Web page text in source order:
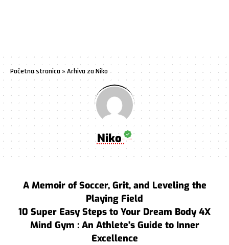
Početna stranica »Arhiva za Niko
Niko
A Memoir of Soccer, Grit, and Leveling the
Playing Field
10 Super Easy Steps to Your Dream Body 4X
Mind Gym : An Athlete's Guide to Inner
Excellence